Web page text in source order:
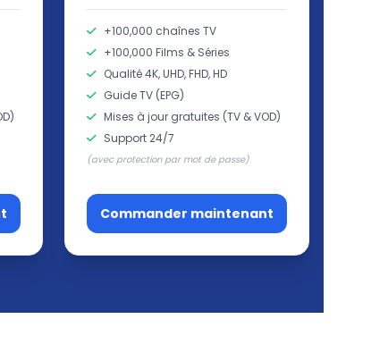
+100,000 chaînes TV
+100,000 Films & Séries
Qualité 4K, UHD, FHD, HD
Guide TV (EPG)
Mises à jour gratuites (TV & VOD)
Support 24/7
(avec protection par mot de passe)
Commander maintenant